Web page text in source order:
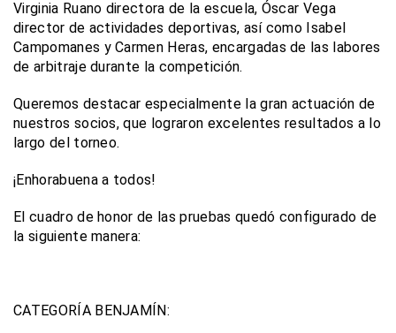
Virginia Ruano directora de la escuela, Óscar Vega
director de actividades deportivas, así como Isabel
Campomanes y Carmen Heras, encargadas de las labores
de arbitraje durante la competición.
Queremos destacar especialmente la gran actuación de
nuestros socios, que lograron excelentes resultados a lo
largo del torneo.
¡Enhorabuena a todos!
El cuadro de honor de las pruebas quedó configurado de
la siguiente manera:
CATEGORÍA BENJAMÍN: